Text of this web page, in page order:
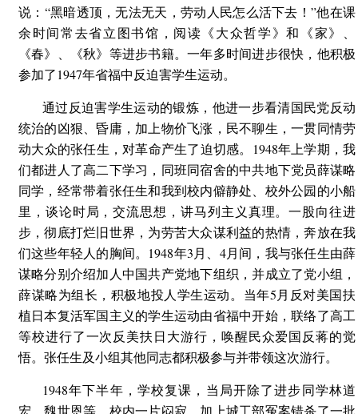
说：“黑暗透顶，无法无天，劳动人民怎么活下去！”他在课
余时间常去省立图书馆，阅读《大众哲学》和《家》、
《春》、《秋》等进步书籍。一年多时间进步很快，他积极
参加了1947年省福中反迫害学生运动。
通过反迫害学生运动的锻炼，他进一步看清国民党反动
统治的凶狠、昏庸，加上物价飞涨，民不聊生，一贯同情劳
动大众的张任生，对革命产生了迫切感。1948年上学期，我
们都进人了高二下学习，同班同宿舍的中共地下党员薛谋略
同学，经常带着张任生和我到校内僻静处、校外公园的小船
里，谈论时局，交流思想，讲马列主义真理。一股向往进
步，彻底打烂旧世界，为劳苦大众谋利益的热情，奔放在我
们这些年轻人的胸间。1948年3月、4月间，我与张任生由薛
谋略分别介绍加人中国共产党地下组织，并成立了党小组，
薛谋略为组长，积极地投人学生运动。当年5月反对美国扶
植日本复活军国主义的学生运动由省福中开始，联络了高工
等校进行了一次反美扶日大游行，唤醒民众爱国反蒋的觉
悟。张任生及小组其他同志都积极参与并带领这次游行。
1948年下半年，学校复课，当局开除了进步同学林道
宏、魏世恩等，校内一片闷寂。加上城工部冤案错杀了一批